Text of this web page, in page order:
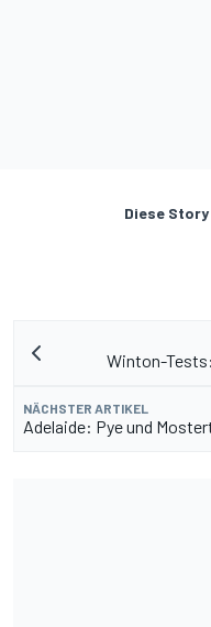
Diese
Winton-
NÄCHSTER ARTIKEL
Adelaide: Pye und